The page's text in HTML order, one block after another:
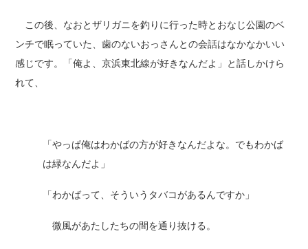
この後、なおとザリガニを釣りに行った時とおなじ公園のベ
ンチで眠っていた、歯のないおっさんとの会話はなかなかいい
感じです。「俺よ、京浜東北線が好きなんだよ」と話しかけら
れて、
「やっぱ俺はわかばの方が好きなんだよな。でもわかば
は緑なんだよ」
「わかばって、そういうタバコがあるんですか」
微風があたしたちの間を通り抜ける。